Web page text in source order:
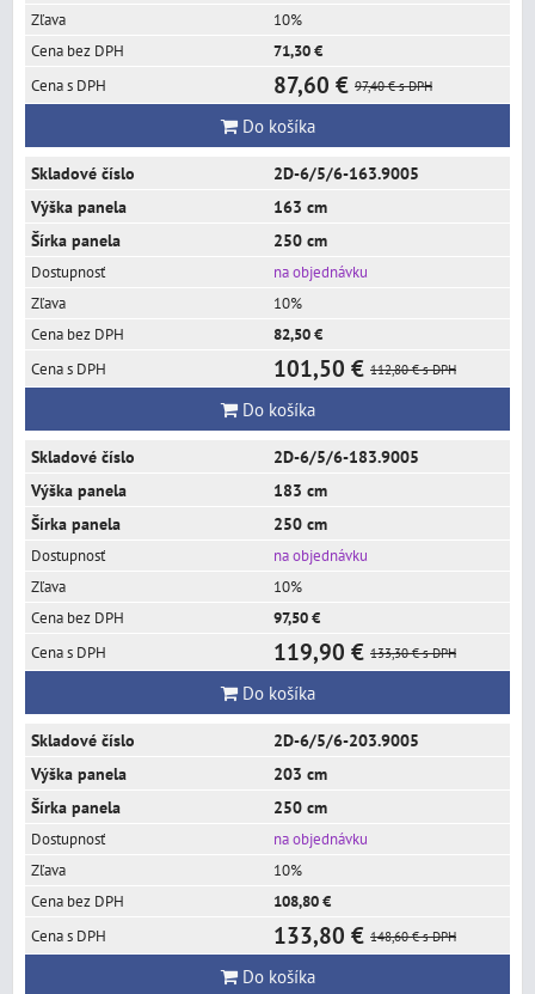
10%
71,30 €
87,60 € 97,40 € s DPH
Do košíka
2D-6/5/6-163.9005
163 cm
250 cm
na objednávku
10%
82,50 €
101,50 € 112,80 € s DPH
Do košíka
2D-6/5/6-183.9005
183 cm
250 cm
na objednávku
10%
97,50 €
119,90 € 133,30 € s DPH
Do košíka
2D-6/5/6-203.9005
203 cm
250 cm
na objednávku
10%
108,80 €
133,80 € 148,60 € s DPH
Do košíka